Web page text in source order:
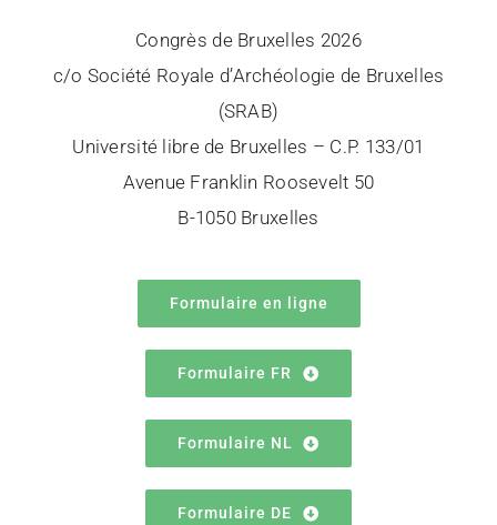
Congrès de Bruxelles 2026
c/o Société Royale d’Archéologie de Bruxelles
(SRAB)
Université libre de Bruxelles – C.P. 133/01
Avenue Franklin Roosevelt 50
B-1050 Bruxelles
Formulaire en ligne
Formulaire FR
Formulaire NL
Formulaire DE